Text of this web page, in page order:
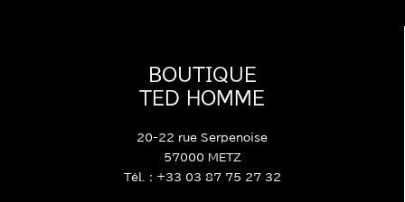
BOUTIQUE
TED HOMME
20-22 rue Serpenoise
57000 METZ
Tél. : +33 03 87 75 27 32